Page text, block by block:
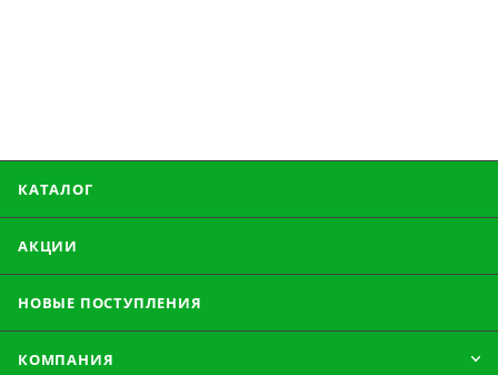
КАТАЛОГ
АКЦИИ
НОВЫЕ ПОСТУПЛЕНИЯ
КОМПАНИЯ